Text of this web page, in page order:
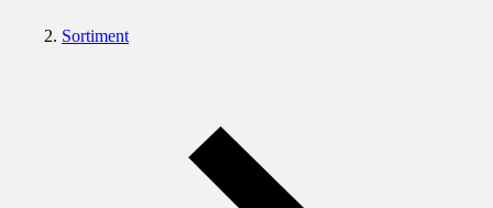
Sortiment